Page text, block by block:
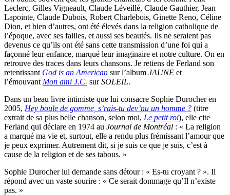
Leclerc, Gilles Vigneault, Claude Léveillé, Claude Gauthier, Jean
Lapointe, Claude Dubois, Robert Charlebois, Ginette Reno, Céline
Dion, et bien d’autres, ont été élevés dans la religion catholique de
l’époque, avec ses failles, et aussi ses beautés. Ils ne seraient pas
devenus ce qu’ils ont été sans cette transmission d’une foi qui a
façonné leur enfance, marqué leur imaginaire et notre culture. On en
retrouve des traces dans leurs chansons. Je retiens de Ferland son
retentissant God is an American sur l’album JAUNE et
l’émouvant Mon ami J.C. surSOLEIL.
Dans un beau livre intimiste que lui consacre Sophie Durocher en
2005, Hey boule de gomme, s’rais-tu dev’nu un homme ? (titre
extrait de sa plus belle chanson, selon moi, Le petit roi), elle cite
Ferland qui déclare en 1974 au Journal de Montréal : « La religion
a marqué ma vie et, surtout, elle a rendu plus frémissant l’amour que
je peux exprimer. Autrement dit, si je suis ce que je suis, c’est à
cause de la religion et de ses tabous. »
Sophie Durocher lui demande sans détour : « Es-tu croyant ? ». Il
répond avec un vaste sourire : « Ce serait dommage qu’Il n’existe
pas. »